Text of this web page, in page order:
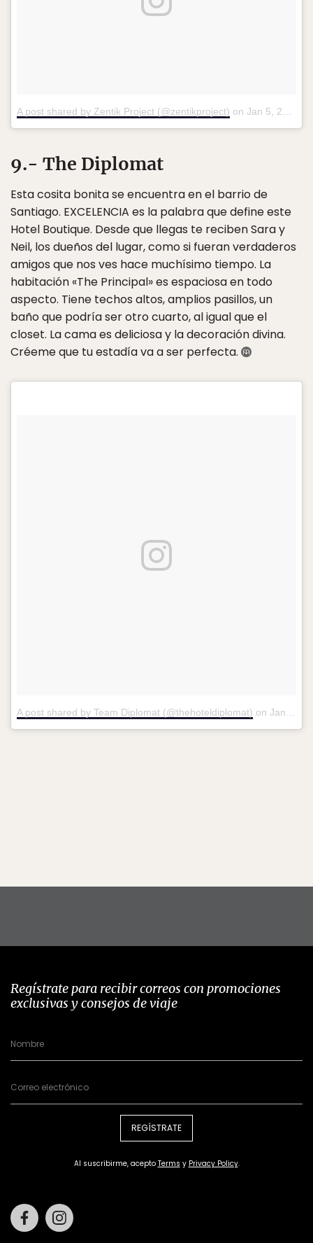
A post shared by Zentik Project (@zentikproject) on Jan 5, 2017 at 11:41am PST
9.- The Diplomat
Esta cosita bonita se encuentra en el barrio de
Santiago. EXCELENCIA es la palabra que define este
Hotel Boutique. Desde que llegas te reciben Sara y
Neil, los dueños del lugar, como si fueran verdaderos
amigos que nos ves hace muchísimo tiempo. La
habitación «The Principal» es espaciosa en todo
aspecto. Tiene techos altos, amplios pasillos, un
baño que podría ser otro cuarto, al igual que el
closet. La cama es deliciosa y la decoración divina.
Créeme que tu estadía va a ser perfecta.
A post shared by Team Diplomat (@thehoteldiplomat) on Jan 10, 2017 at 9:38am PST
Regístrate para recibir correos con promociones
exclusivas y consejos de viaje
REGÍSTRATE
Al suscribirme, acepto Terms y Privacy Policy.
Facebook